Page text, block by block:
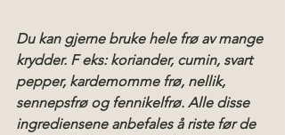
Du kan gjerne bruke hele frø av mange
krydder. F eks: koriander, cumin, svart
pepper, kardemomme frø, nellik,
sennepsfrø og fennikelfrø. Alle disse
ingrediensene anbefales å riste før de